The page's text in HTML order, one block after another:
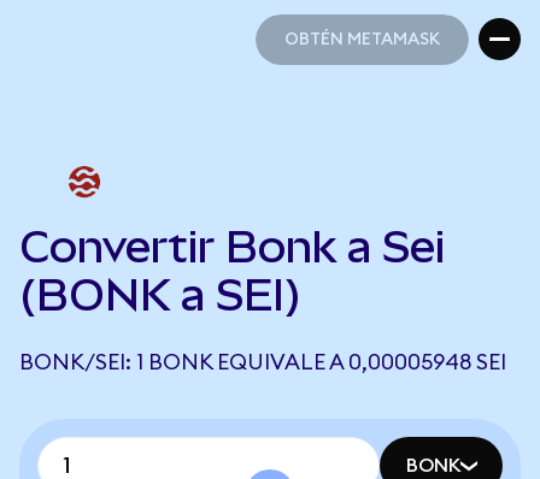
OBTÉN METAMASK
Convertir Bonk a Sei
(BONK a SEI)
BONK/SEI: 1 BONK EQUIVALE A 0,00005948 SEI
BONK